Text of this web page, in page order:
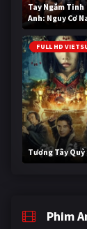
Tay Ngắm Tinh
Anh: Nguy Cơ
FULL HD
Tương Tây Quỷ
Phim